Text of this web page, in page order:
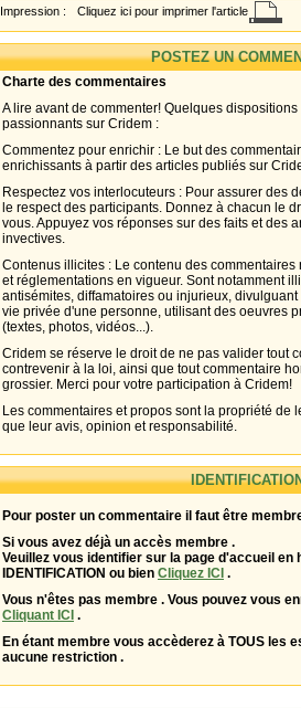
Impression : Cliquez ici pour imprimer l'article
POSTEZ UN
Charte des commentaires
A lire avant de commenter! Quelques
passionnants sur Cridem :
Commentez pour enrichir : Le but des
enrichissants à partir des articles publiés sur
Respectez vos interlocuteurs : Pour assurer des
le respect des participants. Donnez à chacun le
vous. Appuyez vos réponses sur des faits et des
invectives.
Contenus illicites : Le contenu des
et réglementations en vigueur. Sont notamment
antisémites, diffamatoires ou injurieux,
vie privée d'une personne, utilisant des oeuvres
(textes, photos, vidéos...).
Cridem se réserve le droit de ne pas valider tout
contrevenir à la loi, ainsi que tout commentaire
grossier. Merci pour votre participation à Cridem!
Les commentaires et propos sont la propriété de
que leur avis, opinion et responsabilité.
Pour poster un commentaire il faut être
Si vous avez déjà un accès membre .
Veuillez vous identifier sur la page d'accueil en
IDENTIFICATION ou bien Cliquez ICI .
Vous n'êtes pas membre . Vous pouvez vous
Cliquant ICI .
En étant membre vous accèderez à TOUS les
aucune restriction .